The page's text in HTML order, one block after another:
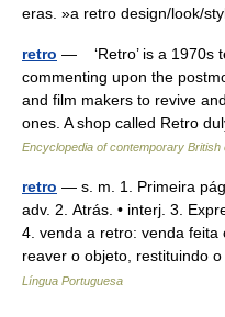
eras. »a retro design/look/
retro — ‘Retro’ is a 1970s
commenting upon the
and film makers to revive
ones. A shop called Retro
Encyclopedia of contemporary British
retro — s. m. 1. Primeira
adv. 2. Atrás. • interj. 3.
4. venda a retro: venda
reaver o objeto,
Língua Portuguesa